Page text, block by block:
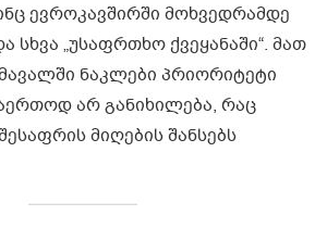
ევროკავშირში მოხვედრამდე
სხვა „უსაფრთხო ქვეყანაში“. მათ
ნაკლები პრიორიტეტი
არ განიხილება, რაც
მიღების შანსებს